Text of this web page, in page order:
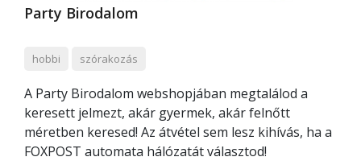
Party Birodalom
hobbi szórakozás
A Party Birodalom webshopjában megtalálod a
keresett jelmezt, akár gyermek, akár felnőtt
méretben keresed! Az átvétel sem lesz kihívás, ha a
FOXPOST automata hálózatát választod!